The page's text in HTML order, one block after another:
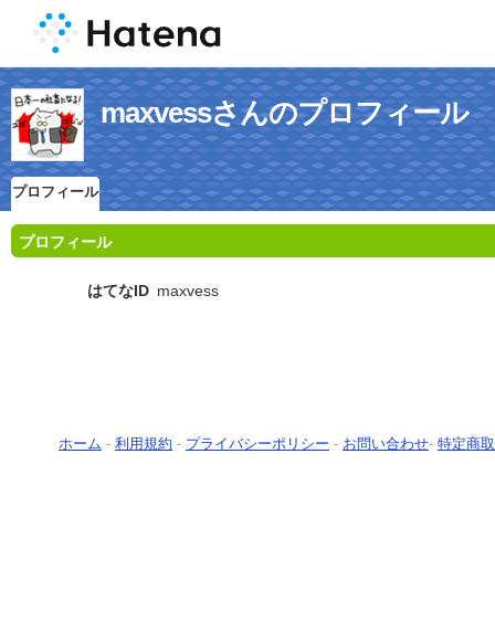
maxvessさんのプロフィール
プロフィール
プロフィール
はてなID maxvess
ホーム - 利用規約 - プライバシーポリシー - お問い合わせ- 特定商